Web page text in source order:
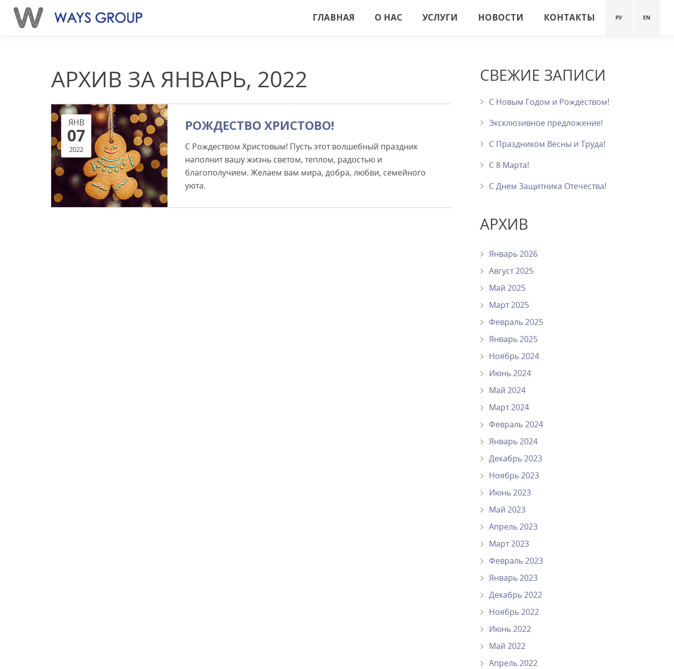
ГЛАВНАЯ О НАС УСЛУГИ НОВОСТИ КОНТАКТЫ РУ EN
АРХИВ ЗА ЯНВАРЬ, 2022
РОЖДЕСТВО ХРИСТОВО!
ЯНВ
07
2022
С Рождеством Христовым! Пусть этот волшебный праздник
наполнит вашу жизнь светом, теплом, радостью и
благополучием. Желаем вам мира, добра, любви, семейного
уюта.
СВЕЖИЕ ЗАПИСИ
С Новым Годом и Рождеством!
Эксклюзивное предложение!
С Праздником Весны и Труда!
С 8 Марта!
C Днем Защитника Отечества!
АРХИВ
Январь 2026
Август 2025
Май 2025
Март 2025
Февраль 2025
Январь 2025
Ноябрь 2024
Июнь 2024
Май 2024
Март 2024
Февраль 2024
Январь 2024
Декабрь 2023
Ноябрь 2023
Июнь 2023
Май 2023
Апрель 2023
Март 2023
Февраль 2023
Январь 2023
Декабрь 2022
Ноябрь 2022
Июнь 2022
Май 2022
Апрель 2022